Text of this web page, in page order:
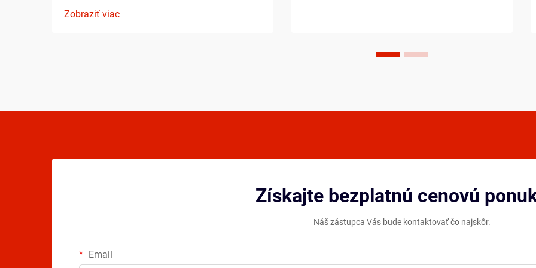
hráča. Porozumenie podstatným prvkom
Zobraziť viac
Získajte bezplatnú cenovú
Náš zástupca Vás bude kontaktovať čo najskôr.
Email